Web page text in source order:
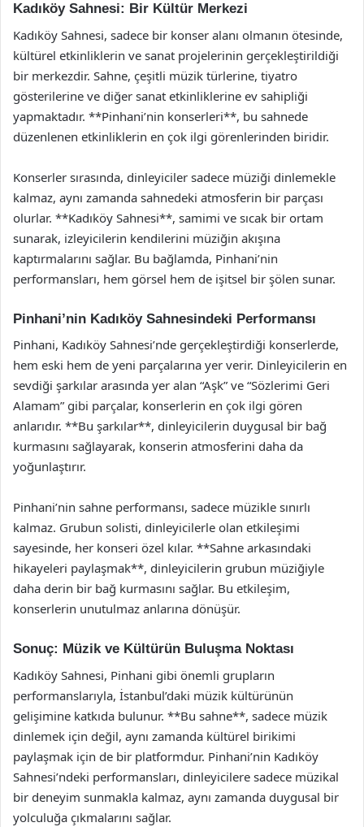
Kadıköy Sahnesi: Bir Kültür Merkezi
Kadıköy Sahnesi, sadece bir konser alanı olmanın ötesinde,
kültürel etkinliklerin ve sanat projelerinin gerçekleştirildiği
bir merkezdir. Sahne, çeşitli müzik türlerine, tiyatro
gösterilerine ve diğer sanat etkinliklerine ev sahipliği
yapmaktadır. **Pinhani’nin konserleri**, bu sahnede
düzenlenen etkinliklerin en çok ilgi görenlerinden biridir.
Konserler sırasında, dinleyiciler sadece müziği dinlemekle
kalmaz, aynı zamanda sahnedeki atmosferin bir parçası
olurlar. **Kadıköy Sahnesi**, samimi ve sıcak bir ortam
sunarak, izleyicilerin kendilerini müziğin akışına
kaptırmalarını sağlar. Bu bağlamda, Pinhani’nin
performansları, hem görsel hem de işitsel bir şölen sunar.
Pinhani’nin Kadıköy Sahnesindeki Performansı
Pinhani, Kadıköy Sahnesi’nde gerçekleştirdiği konserlerde,
hem eski hem de yeni parçalarına yer verir. Dinleyicilerin en
sevdiği şarkılar arasında yer alan “Aşk” ve “Sözlerimi Geri
Alamam” gibi parçalar, konserlerin en çok ilgi gören
anlarıdır. **Bu şarkılar**, dinleyicilerin duygusal bir bağ
kurmasını sağlayarak, konserin atmosferini daha da
yoğunlaştırır.
Pinhani’nin sahne performansı, sadece müzikle sınırlı
kalmaz. Grubun solisti, dinleyicilerle olan etkileşimi
sayesinde, her konseri özel kılar. **Sahne arkasındaki
hikayeleri paylaşmak**, dinleyicilerin grubun müziğiyle
daha derin bir bağ kurmasını sağlar. Bu etkileşim,
konserlerin unutulmaz anlarına dönüşür.
Sonuç: Müzik ve Kültürün Buluşma Noktası
Kadıköy Sahnesi, Pinhani gibi önemli grupların
performanslarıyla, İstanbul’daki müzik kültürünün
gelişimine katkıda bulunur. **Bu sahne**, sadece müzik
dinlemek için değil, aynı zamanda kültürel birikimi
paylaşmak için de bir platformdur. Pinhani’nin Kadıköy
Sahnesi’ndeki performansları, dinleyicilere sadece müzikal
bir deneyim sunmakla kalmaz, aynı zamanda duygusal bir
yolculuğa çıkmalarını sağlar.